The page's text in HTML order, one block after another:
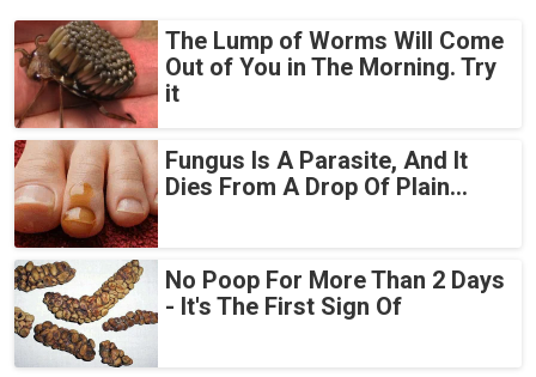
The Lump of Worms Will Come
Out of You in The Morning. Try
it
Fungus Is A Parasite, And It
Dies From A Drop Of Plain...
No Poop For More Than 2 Days
- It's The First Sign Of